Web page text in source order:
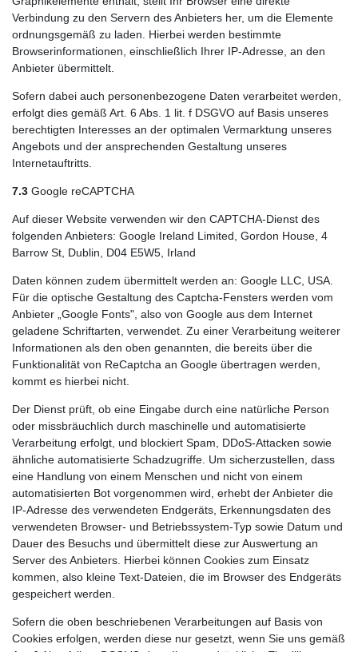
Verbindung zu den Servern des Anbieters her, um die Elemente
ordnungsgemäß zu laden. Hierbei werden bestimmte
Browserinformationen, einschließlich Ihrer IP-Adresse, an den
Anbieter übermittelt.
Sofern dabei auch personenbezogene Daten verarbeitet werden,
erfolgt dies gemäß Art. 6 Abs. 1 lit. f DSGVO auf Basis unseres
berechtigten Interesses an der optimalen Vermarktung unseres
Angebots und der ansprechenden Gestaltung unseres
Internetauftritts.
7.3 Google reCAPTCHA
Auf dieser Website verwenden wir den CAPTCHA-Dienst des
folgenden Anbieters: Google Ireland Limited, Gordon House, 4
Barrow St, Dublin, D04 E5W5, Irland
Daten können zudem übermittelt werden an: Google LLC, USA.
Für die optische Gestaltung des Captcha-Fensters werden vom
Anbieter „Google Fonts", also von Google aus dem Internet
geladene Schriftarten, verwendet. Zu einer Verarbeitung weiterer
Informationen als den oben genannten, die bereits über die
Funktionalität von ReCaptcha an Google übertragen werden,
kommt es hierbei nicht.
Der Dienst prüft, ob eine Eingabe durch eine natürliche Person
oder missbräuchlich durch maschinelle und automatisierte
Verarbeitung erfolgt, und blockiert Spam, DDoS-Attacken sowie
ähnliche automatisierte Schadzugriffe. Um sicherzustellen, dass
eine Handlung von einem Menschen und nicht von einem
automatisierten Bot vorgenommen wird, erhebt der Anbieter die
IP-Adresse des verwendeten Endgeräts, Erkennungsdaten des
verwendeten Browser- und Betriebssystem-Typ sowie Datum und
Dauer des Besuchs und übermittelt diese zur Auswertung an
Server des Anbieters. Hierbei können Cookies zum Einsatz
kommen, also kleine Text-Dateien, die im Browser des Endgeräts
gespeichert werden.
Sofern die oben beschriebenen Verarbeitungen auf Basis von
Cookies erfolgen, werden diese nur gesetzt, wenn Sie uns gemäß